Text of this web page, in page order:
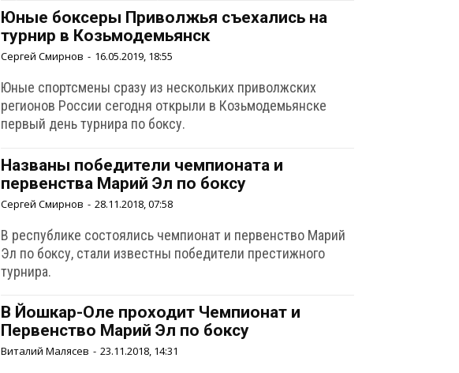
Юные боксеры Приволжья съехались на
турнир в Козьмодемьянск
Сергей Смирнов - 16.05.2019, 18:55
Юные спортсмены сразу из нескольких приволжских
регионов России сегодня открыли в Козьмодемьянске
первый день турнира по боксу.
Названы победители чемпионата и
первенства Марий Эл по боксу
Сергей Смирнов - 28.11.2018, 07:58
В республике состоялись чемпионат и первенство Марий
Эл по боксу, стали известны победители престижного
турнира.
В Йошкар-Оле проходит Чемпионат и
Первенство Марий Эл по боксу
Виталий Малясев - 23.11.2018, 14:31